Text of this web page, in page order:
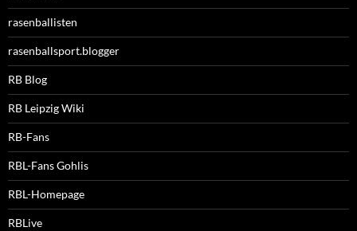
rasenballisten
rasenballsport.blogger
RB Blog
RB Leipzig Wiki
RB-Fans
RBL-Fans Gohlis
RBL-Homepage
RBLive